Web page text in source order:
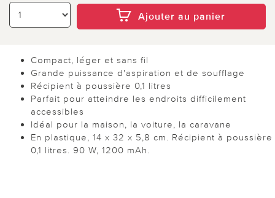
Ajouter au panier
Compact, léger et sans fil
Grande puissance d'aspiration et de soufflage
Récipient à poussière 0,1 litres
Parfait pour atteindre les endroits difficilement
accessibles
Idéal pour la maison, la voiture, la caravane
En plastique, 14 x 32 x 5,8 cm. Récipient à poussière
0,1 litres. 90 W, 1200 mAh.